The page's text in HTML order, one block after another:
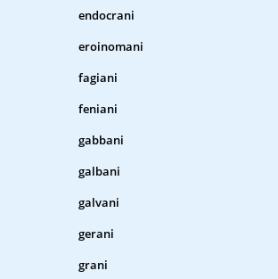
endocrani
eroinomani
fagiani
feniani
gabbani
galbani
galvani
gerani
grani